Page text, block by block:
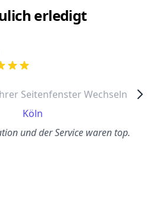
erledigt
stars
Seitenfenster Wechseln
Köln
und der Service waren top.